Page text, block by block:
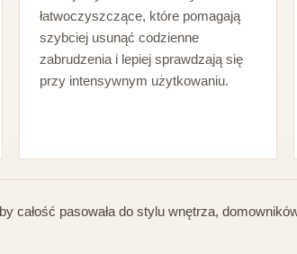
łatwoczyszczące, które pomagają
szybciej usunąć codzienne
zabrudzenia i lepiej sprawdzają się
przy intensywnym użytkowaniu.
całość pasowała do stylu wnętrza,